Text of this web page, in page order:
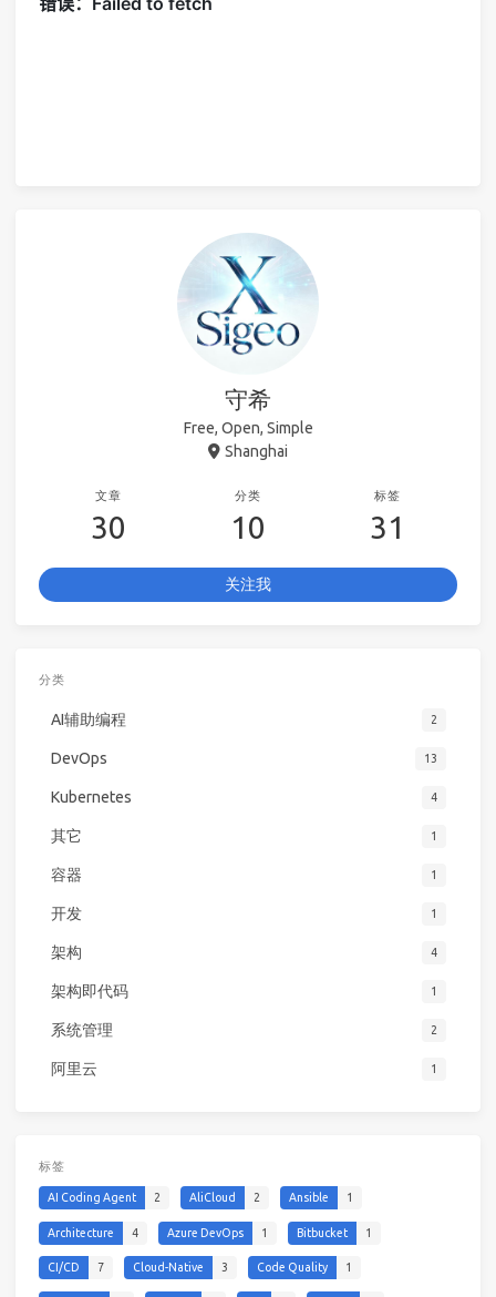
守希
Free, Open, Simple
Shanghai
文章
30
分类
10
标签
31
关注我
分类
AI辅助编程 2
DevOps 13
Kubernetes 4
其它 1
容器 1
开发 1
架构 4
架构即代码 1
系统管理 2
阿里云 1
标签
AI Coding Agent 2 AliCloud 2 Ansible 1
Architecture 4 Azure DevOps 1 Bitbucket 1
CI/CD 7 Cloud-Native 3 Code Quality 1